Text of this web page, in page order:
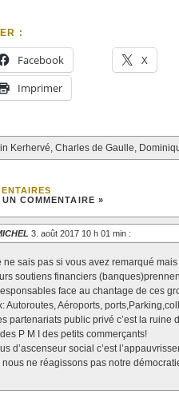
:
Facebook X
Imprimer
Kerhervé, Charles de Gaulle,
COMMENTAIRE »
3. août 2017 10 h 01 min :
ne sais pas si vous avez remarqué
soutiens financiers
face au chantage de ces
Autoroutes, Aéroports,
partenariats public privé c’est la ruine
des P M I des petits commerçants!
d’ascenseur social c’est
nous ne réagissons pas notre